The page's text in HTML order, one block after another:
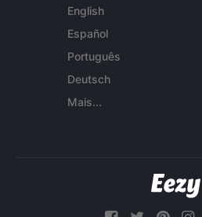
English
Español
Português
Deutsch
Mais...